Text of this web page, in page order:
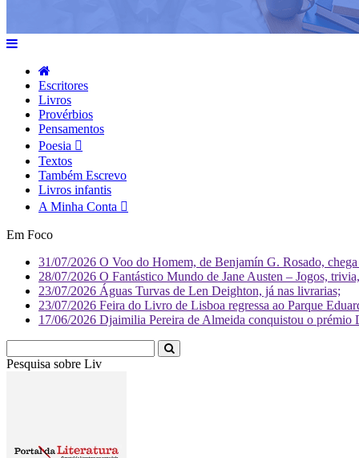
Escritores
Livros
Provérbios
Pensamentos
Poesia
Textos
Também Escrevo
Livros infantis
A Minha Conta
Em Foco
31/07/2026 O Voo do Homem, de Benjamín G. Rosado,
28/07/2026 O Fantástico Mundo de Jane Austen – Jogos,
23/07/2026 Águas Turvas de Len Deighton, já nas livrarias;
23/07/2026 Feira do Livro de Lisboa regressa ao Parque
17/06/2026 Djaimilia Pereira de Almeida conquistou o
Pesquisa sobre Literatura